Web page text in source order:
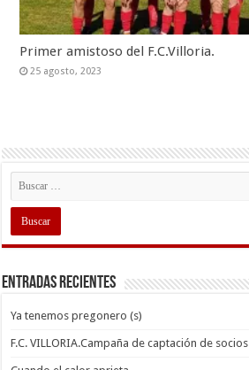
Primer amistoso del F.C.Villoria.
25 agosto, 2023
Entradas recientes
Ya tenemos pregonero (s)
F.C. VILLORIA.Campaña de captación de socios